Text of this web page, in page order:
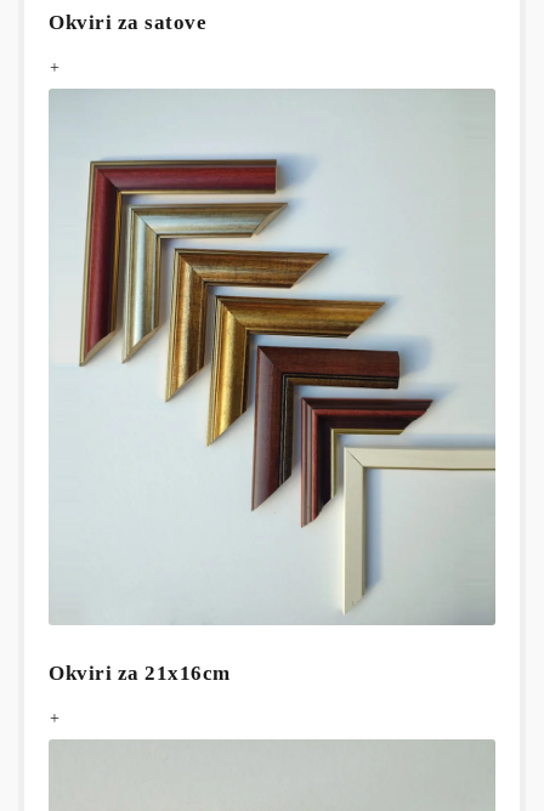
Okviri za satove
+
Okviri za 21x16cm
+